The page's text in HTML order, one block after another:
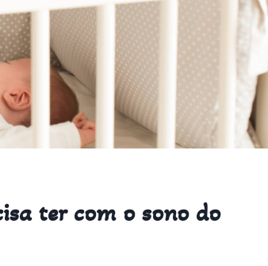
ter com o sono do